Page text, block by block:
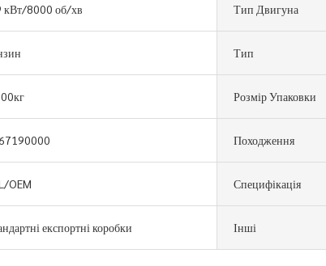
кВт/8000 об/хв Тип Двигуна
Тип
Розмір Упаковки
Походження
OEM Специфікація
експортні коробки Інші